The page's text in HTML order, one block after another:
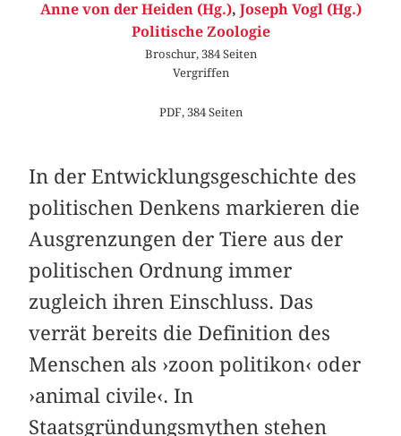
Anne von der Heiden (Hg.), Joseph Vogl (Hg.)
Politische Zoologie
Broschur, 384 Seiten
Vergriffen
PDF, 384 Seiten
In der Entwicklungsgeschichte des
politischen Denkens markieren die
Ausgrenzungen der Tiere aus der
politischen Ordnung immer
zugleich ihren Einschluss. Das
verrät bereits die Definition des
Menschen als ›zoon politikon‹ oder
›animal civile‹. In
Staatsgründungsmythen stehen